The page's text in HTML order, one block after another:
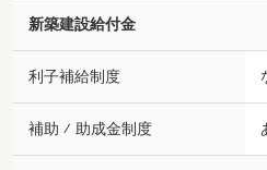
新築建設給付金
利子補給制度
補助 ⁄ 助成金制度